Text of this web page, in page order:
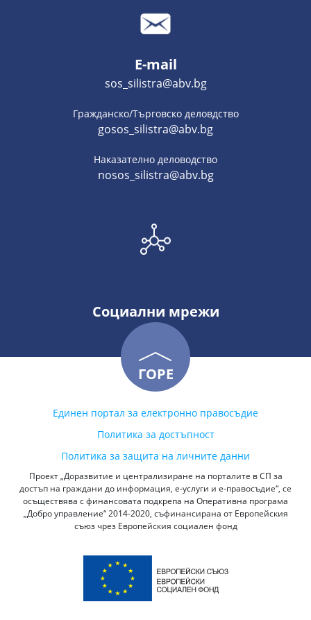
E-mail
sos_silistra@abv.bg
Гражданско/Търговско деловдство
gosos_silistra@abv.bg
Наказателно деловодство
nosos_silistra@abv.bg
Социални мрежи
ГОРЕ
Единен портал за електронно правосъдие
Политика за достъпност
Политика за защита на личните данни
Проект „Доразвитие и централизиране на порталите в СП за
достъп на граждани до информация, е-услуги и е-правосъдие“, се
осъществява с финансовата подкрепа на Оперативна програма
„Добро управление“ 2014-2020, съфинансирана от Европейския
съюз чрез Европейския социален фонд